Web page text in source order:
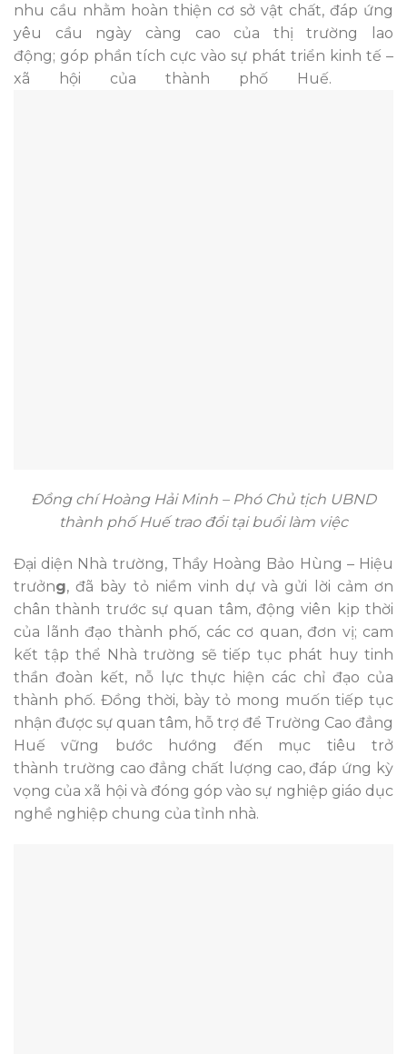
nhu cầu nhằm hoàn thiện cơ sở vật chất, đáp ứng
yêu cầu ngày càng cao của thị trường lao
động; góp phần tích cực vào sự phát triển kinh tế –
xã hội của thành phố Huế.
Đồng chí Hoàng Hải Minh – Phó Chủ tịch UBND
thành phố Huế trao đổi tại buổi làm việc
Đại diện Nhà trường, Thầy Hoàng Bảo Hùng – Hiệu
trưởng, đã bày tỏ niềm vinh dự và gửi lời cảm ơn
chân thành trước sự quan tâm, động viên kịp thời
của lãnh đạo thành phố, các cơ quan, đơn vị; cam
kết tập thể Nhà trường sẽ tiếp tục phát huy tinh
thần đoàn kết, nỗ lực thực hiện các chỉ đạo của
thành phố. Đồng thời, bày tỏ mong muốn tiếp tục
nhận được sự quan tâm, hỗ trợ để Trường Cao đẳng
Huế vững bước hướng đến mục tiêu trở
thành trường cao đẳng chất lượng cao, đáp ứng kỳ
vọng của xã hội và đóng góp vào sự nghiệp giáo dục
nghề nghiệp chung của tỉnh nhà.